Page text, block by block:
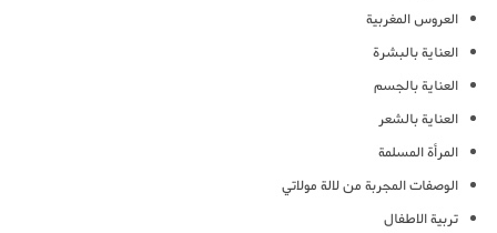
العروس المغربية
العناية بالبشرة
العناية بالجسم
العناية بالشعر
المرأة المسلمة
الوصفات المجربة من لالة مولاتي
تربية الاطفال